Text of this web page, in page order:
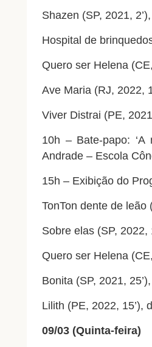
Shazen (SP, 2021,
Hospital de
Quero ser Helena
Ave Maria (RJ, 2022,
Viver Distrai (PE,
10h – Bate-papo:
Andrade – Escola
15h – Exibição do
TonTon dente de leão
Sobre elas (SP, 2022,
Quero ser Helena
Bonita (SP, 2021,
Lilith (PE, 2022, 15’),
09/03 (Quinta-feira)